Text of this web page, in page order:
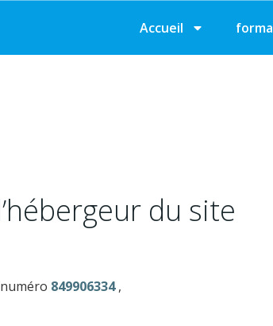
Accueil
du site
849906334 ,